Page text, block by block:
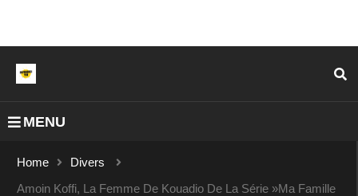
MENU
Home
Divers
Amoin Koffi, La Femme De Kouadio De La Série »Ma Famille